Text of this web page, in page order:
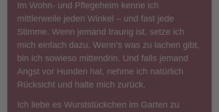
Im Wohn- und Pflegeheim kenne ich
mittlerweile jeden Winkel – und fast jede
Stimme. Wenn jemand traurig ist, setze ich
mich einfach dazu. Wenn’s was zu lachen gibt,
bin ich sowieso mittendrin. Und falls jemand
Angst vor Hunden hat, nehme ich natürlich
Rücksicht und halte mich zurück.
Ich liebe es Wurststückchen im Garten zu